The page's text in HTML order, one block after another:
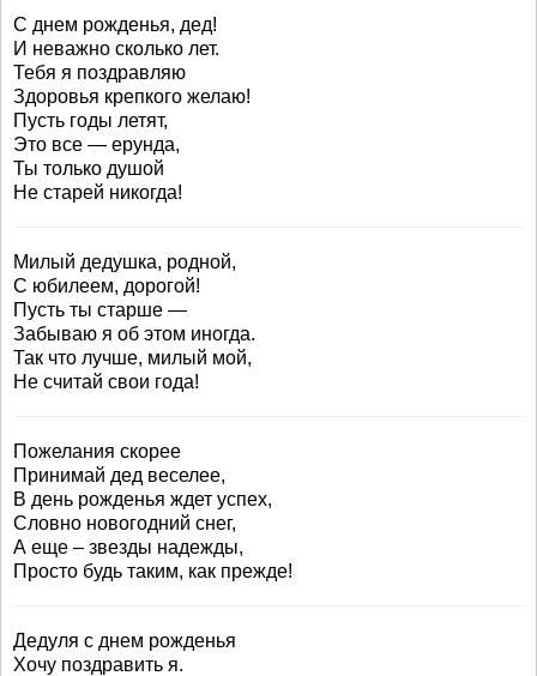
С днем рожденья, дед!
И неважно сколько лет.
Тебя я поздравляю
Здоровья крепкого желаю!
Пусть годы летят,
Это все — ерунда,
Ты только душой
Не старей никогда!
Милый дедушка, родной,
С юбилеем, дорогой!
Пусть ты старше —
Забываю я об этом иногда.
Так что лучше, милый мой,
Не считай свои года!
Пожелания скорее
Принимай дед веселее,
В день рожденья ждет успех,
Словно новогодний снег,
А еще – звезды надежды,
Просто будь таким, как прежде!
Дедуля с днем рожденья
Хочу поздравить я.